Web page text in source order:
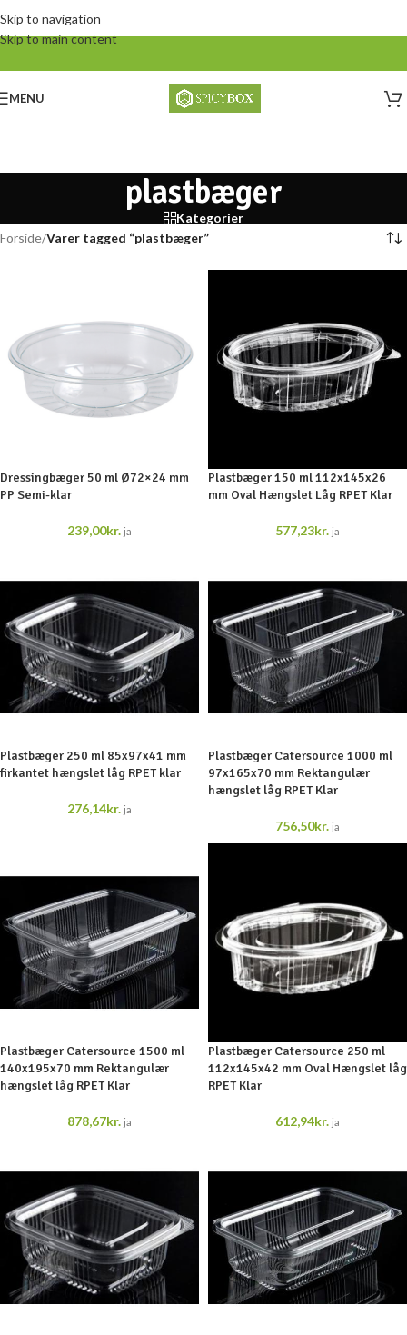
Skip to navigation
Skip to main content
MENU
plastbæger
Kategorier
Forside/Varer tagged “plastbæger”
Dressingbæger 50 ml Ø72×24 mm
PP Semi-klar
239,00kr. ja
Plastbæger 150 ml 112x145x26
mm Oval Hængslet Låg RPET Klar
577,23kr. ja
Plastbæger 250 ml 85x97x41 mm
firkantet hængslet låg RPET klar
276,14kr. ja
Plastbæger Catersource 1000 ml
97x165x70 mm Rektangulær
hængslet låg RPET Klar
756,50kr. ja
Plastbæger Catersource 1500 ml
140x195x70 mm Rektangulær
hængslet låg RPET Klar
878,67kr. ja
Plastbæger Catersource 250 ml
112x145x42 mm Oval Hængslet låg
RPET Klar
612,94kr. ja